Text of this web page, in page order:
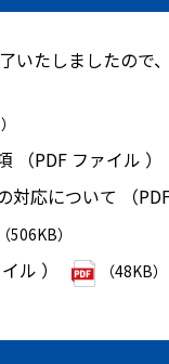
たしましたの
PDF ファイル ）
対応について （
（506KB）
ル ） （48KB）